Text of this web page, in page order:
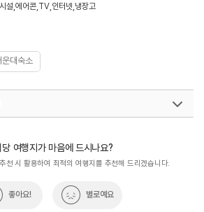
설,에어콘,TV,인터넷,냉장고
대숙소
당 여행지가 마음에 드시나요?
천 시 활용하여 최적의 여행지를 추천해 드리겠습니다.
좋아요! 별로예요